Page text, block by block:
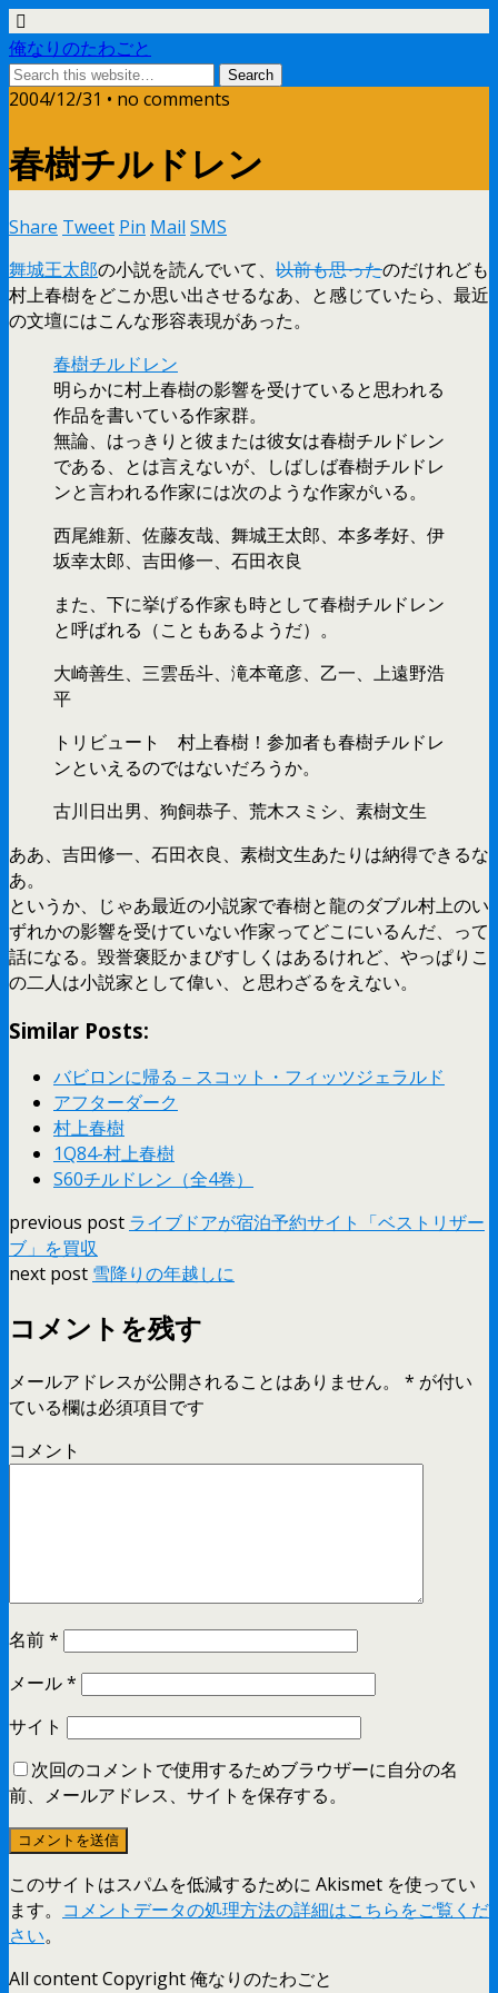
俺なりのたわごと
2004/12/31 • no comments
春樹チルドレン
Share Tweet Pin Mail SMS
舞城王太郎の小説を読んでいて、 以前も思ったのだけれども
村上春樹をどこか思い出させるなあ、と感じていたら、最近
の文壇にはこんな形容表現があった。
春樹チルドレン
明らかに村上春樹の影響を受けていると思われる
作品を書いている作家群。
無論、はっきりと彼または彼女は春樹チルドレン
である、とは言えないが、しばしば春樹チルドレ
ンと言われる作家には次のような作家がいる。
西尾維新、佐藤友哉、舞城王太郎、本多孝好、伊
坂幸太郎、吉田修一、石田衣良
また、下に挙げる作家も時として春樹チルドレン
と呼ばれる（こともあるようだ）。
大崎善生、三雲岳斗、滝本竜彦、乙一、上遠野浩
平
トリビュート 村上春樹！参加者も春樹チルドレ
ンといえるのではないだろうか。
古川日出男、狗飼恭子、荒木スミシ、素樹文生
ああ、吉田修一、石田衣良、素樹文生あたりは納得できるな
あ。
というか、じゃあ最近の小説家で春樹と龍のダブル村上のい
ずれかの影響を受けていない作家ってどこにいるんだ、って
話になる。毀誉褒貶かまびすしくはあるけれど、やっぱりこ
の二人は小説家として偉い、と思わざるをえない。
Similar Posts:
バビロンに帰る－スコット・フィッツジェラルド
アフターダーク
村上春樹
1Q84-村上春樹
S60チルドレン（全4巻）
previous post ライブドアが宿泊予約サイト「ベストリザー
ブ」を買収
next post 雪降りの年越しに
コメントを残す
メールアドレスが公開されることはありません。 * が付い
ている欄は必須項目です
コメント
名前*
メール*
サイト
次回のコメントで使用するためブラウザーに自分の名
前、メールアドレス、サイトを保存する。
このサイトはスパムを低減するために Akismet を使ってい
ます。 コメントデータの処理方法の詳細はこちらをご覧くだ
さい。
All content Copyright 俺なりのたわごと